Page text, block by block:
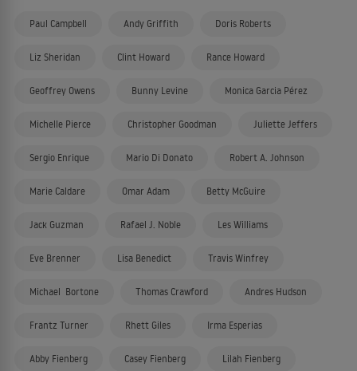
Paul Campbell Andy Griffith Doris Roberts
Liz Sheridan Clint Howard Rance Howard
Geoffrey Owens Bunny Levine Monica Garcia Pérez
Michelle Pierce Christopher Goodman Juliette Jeffers
Sergio Enrique Mario Di Donato Robert A. Johnson
Marie Caldare Omar Adam Betty McGuire
Jack Guzman Rafael J. Noble Les Williams
Eve Brenner Lisa Benedict Travis Winfrey
Michael Bortone Thomas Crawford Andres Hudson
Frantz Turner Rhett Giles Irma Esperias
Abby Fienberg Casey Fienberg Lilah Fienberg